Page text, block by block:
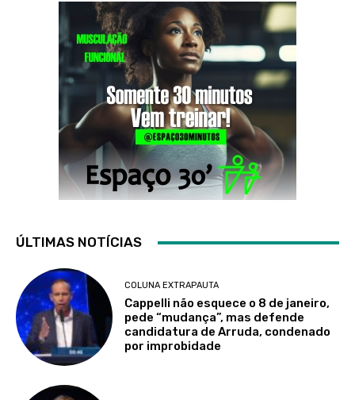
ÚLTIMAS NOTÍCIAS
COLUNA EXTRAPAUTA
Cappelli não esquece o 8 de janeiro,
pede “mudança”, mas defende
candidatura de Arruda, condenado
por improbidade